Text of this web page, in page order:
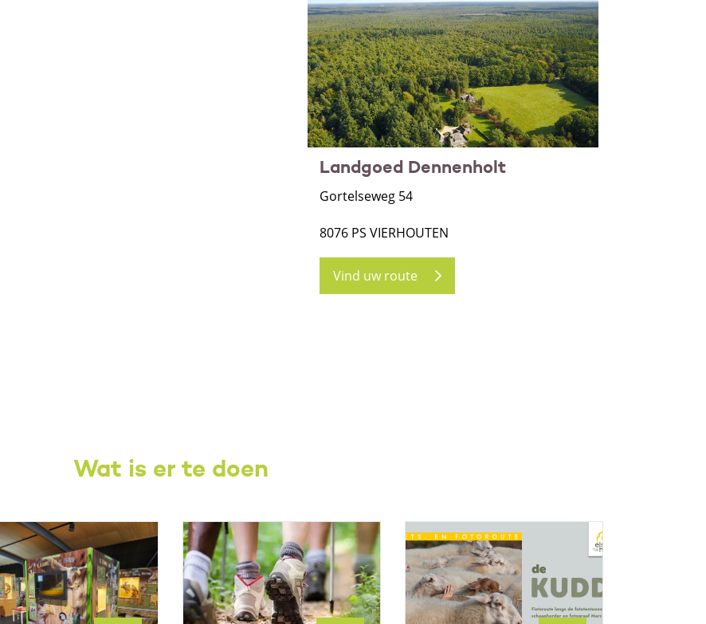
Landgoed Dennenholt
Gortelseweg 54
8076 PS VIERHOUTEN
Vind uw route
Wat is er te doen